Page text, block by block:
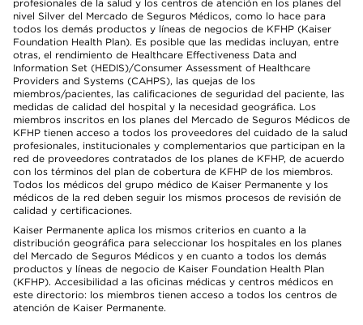
profesionales de la salud y los centros de atención en los planes del
nivel Silver del Mercado de Seguros Médicos, como lo hace para
todos los demás productos y líneas de negocios de KFHP (Kaiser
Foundation Health Plan). Es posible que las medidas incluyan, entre
otras, el rendimiento de Healthcare Effectiveness Data and
Information Set (HEDIS)/Consumer Assessment of Healthcare
Providers and Systems (CAHPS), las quejas de los
miembros/pacientes, las calificaciones de seguridad del paciente, las
medidas de calidad del hospital y la necesidad geográfica. Los
miembros inscritos en los planes del Mercado de Seguros Médicos de
KFHP tienen acceso a todos los proveedores del cuidado de la salud
profesionales, institucionales y complementarios que participan en la
red de proveedores contratados de los planes de KFHP, de acuerdo
con los términos del plan de cobertura de KFHP de los miembros.
Todos los médicos del grupo médico de Kaiser Permanente y los
médicos de la red deben seguir los mismos procesos de revisión de
calidad y certificaciones.
Kaiser Permanente aplica los mismos criterios en cuanto a la
distribución geográfica para seleccionar los hospitales en los planes
del Mercado de Seguros Médicos y en cuanto a todos los demás
productos y líneas de negocio de Kaiser Foundation Health Plan
(KFHP). Accesibilidad a las oficinas médicas y centros médicos en
este directorio: los miembros tienen acceso a todos los centros de
atención de Kaiser Permanente.